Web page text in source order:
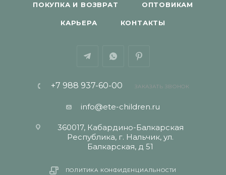
ПОКУПКА И ВОЗВРАТ ОПТОВИКАМ
КАРЬЕРА КОНТАКТЫ
+7 988 937-60-00 ЗАКАЗАТЬ ЗВОНОК
info@ete-children.ru
360017, Кабардино-Балкарская
Республика, г. Нальчик, ул.
Балкарская, д 51
ПОЛИТИКА КОНФИДЕНЦИАЛЬНОСТИ